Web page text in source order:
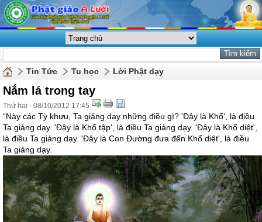
Tin Tức Tu học Lời Phật dạy
Nắm lá trong tay
Thứ hai - 08/10/2012 17:45
“Này các Tỳ khưu, Ta giảng dạy những điều gì? 'Ðây là Khổ', là điều
Ta giảng dạy. 'Ðây là Khổ tập', là điều Ta giảng dạy. 'Ðây là Khổ diệt',
là điều Ta giảng dạy. 'Ðây là Con Ðường đưa đến Khổ diệt', là điều
Ta giảng dạy.